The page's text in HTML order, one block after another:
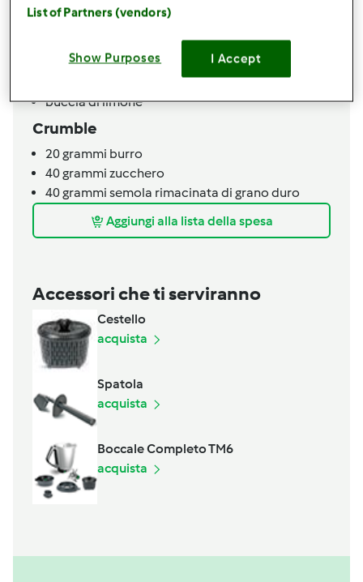
100grammi
yogurt bianco
Ciliegie e frutti rossi congelati
lievito per dolci
pizzicosale
buccia di limone
Crumble
20grammi burro
40grammi zucchero
40grammi semola rimacinata di grano duro
Aggiungi alla lista della spesa
Accessori che ti serviranno
Cestello
acquista
Spatola
acquista
Boccale Completo TM6
acquista
List of Partners (vendors)
Show Purposes I Accept